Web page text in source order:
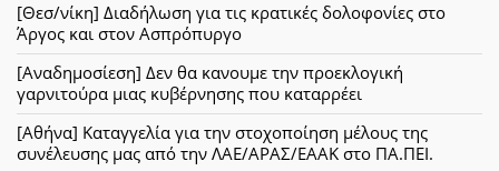
[Θεσ/νίκη] Διαδήλωση για τις κρατικές δολοφονίες στο
Άργος και στον Ασπρόπυργο
[Αναδημοσίεση] Δεν θα κανουμε την προεκλογική
γαρνιτούρα μιας κυβέρνησης που καταρρέει
[Αθήνα] Καταγγελία για την στοχοποίηση μέλους της
συνέλευσης μας από την ΛΑΕ/ΑΡΑΣ/ΕΑΑΚ στο ΠΑ.ΠΕΙ.